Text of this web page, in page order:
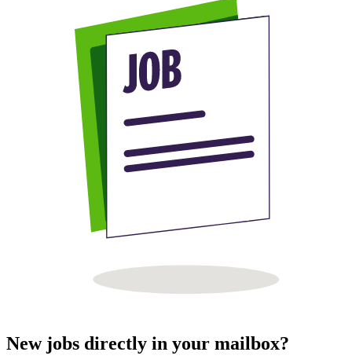
New jobs directly in your mailbox?